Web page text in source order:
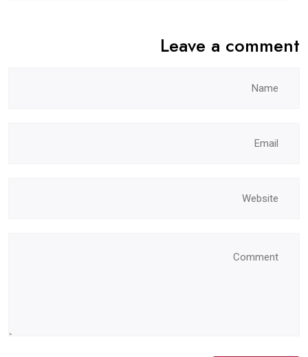
Leave a comment